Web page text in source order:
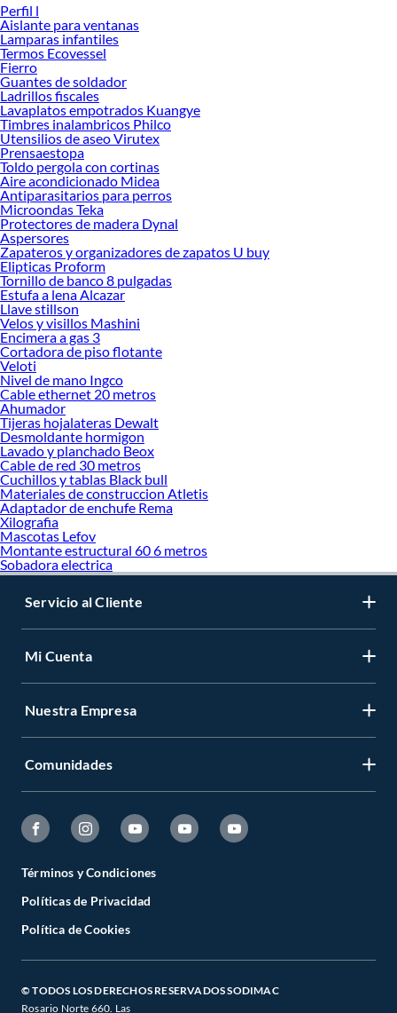
Desde remodelaciones hasta proyectos de decoración, estamos aquí para hacer
tus ideas realidad. ¡Visítanos y encuentra todo lo que tenemos para ofrecerte en
Organización!
Explora la variedad de productos de Organización en Sodimac
Herramientas, materiales y accesorios de calidad para tus proyectos y
renovación de espacios. ¡Visítanos y descubre todo lo que tenemos para
ofrecerte!
Encuentra una amplia variedad de productos de Organización en Sodimac.
Encuentra todo lo necesario para tus proyectos de renovación y decoración.
¡Visítanos y haz tus ideas realidad!
Perfil l
Aislante para ventanas
Lamparas infantiles
Termos Ecovessel
Fierro
Guantes de soldador
Ladrillos fiscales
Lavaplatos empotrados Kuangye
Timbres inalambricos Philco
Utensilios de aseo Virutex
Prensaestopa
Toldo pergola con cortinas
Aire acondicionado Midea
Antiparasitarios para perros
Microondas Teka
Protectores de madera Dynal
Aspersores
Zapateros y organizadores de zapatos U buy
Elipticas Proform
Tornillo de banco 8 pulgadas
Estufa a lena Alcazar
Llave stillson
Velos y visillos Mashini
Encimera a gas 3
Cortadora de piso flotante
Veloti
Nivel de mano Ingco
Cable ethernet 20 metros
Ahumador
Tijeras hojalateras Dewalt
Desmoldante hormigon
Lavado y planchado Beox
Cable de red 30 metros
Cuchillos y tablas Black bull
Materiales de construccion Atletis
Adaptador de enchufe Rema
Xilografia
Mascotas Lefov
Montante estructural 60 6 metros
Sobadora electrica
Servicio al Cliente
Mi Cuenta
Nuestra Empresa
Comunidades
Términos y Condiciones
Políticas de Privacidad
Política de Cookies
© TODOS LOS DERECHOS RESERVADOS SODIMAC
Rosario Norte 660. Las